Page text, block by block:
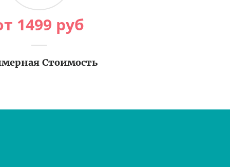
1499 руб
Стоимость